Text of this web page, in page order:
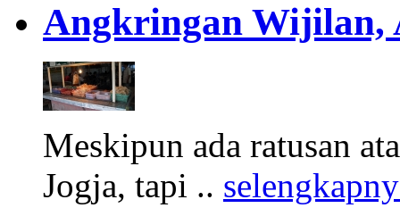
Angkringan Wijilan,
Meskipun ada ratusan
Jogja, tapi ..